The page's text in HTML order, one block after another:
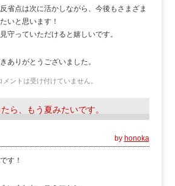
省点は次に活かしながら、今後もさまざま
いと思います！
守っていただけると嬉しいです。
ありがとうございました。
メントは受け付けていません。
ら、もう夏みたいです。
by honoka
す！